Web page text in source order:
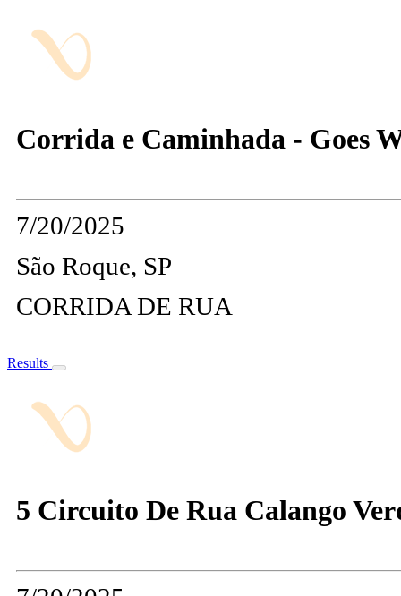
Corrida e Caminhada - Goes
7/20/2025
São Roque, SP
CORRIDA DE RUA
Results
5 Circuito De Rua Calango